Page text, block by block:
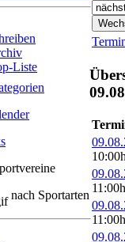
Liste
nach Sportarten
10:00h
11:00h
11:00h